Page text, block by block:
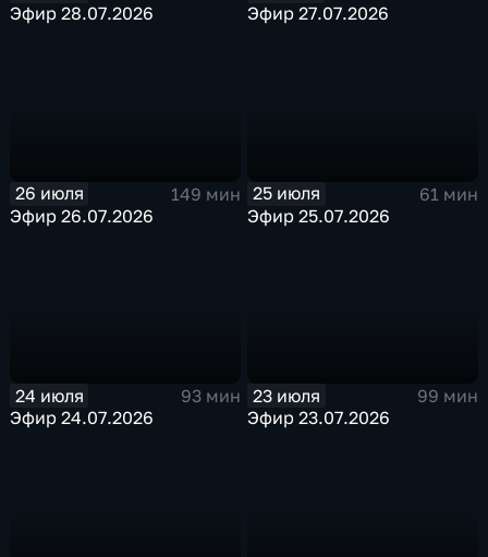
Эфир 28.07.2026
Эфир 27.07.2026
26 июля
149 мин
Эфир 26.07.2026
25 июля
61 мин
Эфир 25.07.2026
24 июля
93 мин
Эфир 24.07.2026
23 июля
99 мин
Эфир 23.07.2026